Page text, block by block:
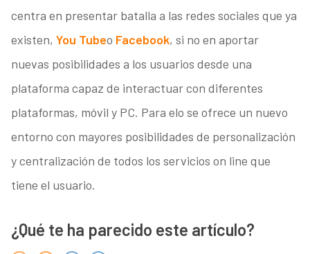
centra en presentar batalla a las redes sociales que ya
existen, You Tubeo Facebook, si no en aportar
nuevas posibilidades a los usuarios desde una
plataforma capaz de interactuar con diferentes
plataformas, móvil y PC. Para elo se ofrece un nuevo
entorno con mayores posibilidades de personalización
y centralización de todos los servicios on line que
tiene el usuario.
¿Qué te ha parecido este artículo?